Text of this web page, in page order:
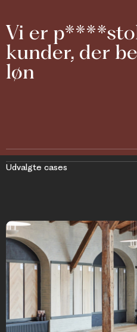
Vi er
kunder, der
løn
Udvalgte cases